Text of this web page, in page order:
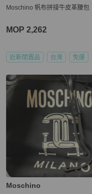
Moschino 帆布拼接牛皮革腰包
MOP 2,262
近新閒置品 台灣 免運
Moschino